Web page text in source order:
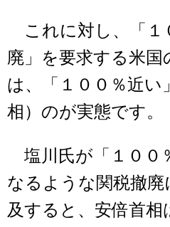
これに対し、「１
廃」を要求する米国
は、「１００％近い
相）のが実態です。
塩川氏が「１００
なるような関税撤
及すると、安倍首